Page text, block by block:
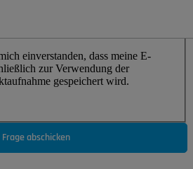
einverstanden, dass meine E-
zur Verwendung der
gespeichert wird.
Frage abschicken